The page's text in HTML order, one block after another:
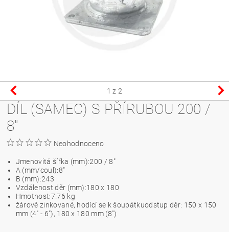
1 z 2
DÍL (SAMEC) S PŘÍRUBOU 200 /
8"
Neohodnoceno
Jmenovitá šířka (mm):200 / 8"
A (mm/coul):8"
B (mm):243
Vzdálenost děr (mm):180 x 180
Hmotnost:7.76 kg
žárově zinkované, hodící se k šoupátkuodstup děr: 150 x 150
mm (4" - 6"), 180 x 180 mm (8")